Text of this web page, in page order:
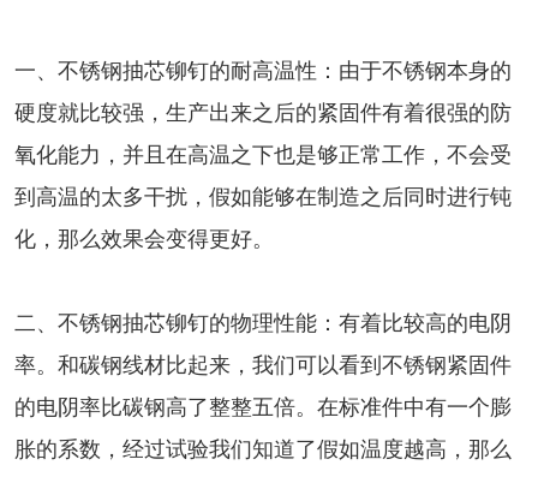
一、不锈钢抽芯铆钉的耐高温性：由于不锈钢本身的
硬度就比较强，生产出来之后的紧固件有着很强的防
氧化能力，并且在高温之下也是够正常工作，不会受
到高温的太多干扰，假如能够在制造之后同时进行钝
化，那么效果会变得更好。
二、不锈钢抽芯铆钉的物理性能：有着比较高的电阴
率。和碳钢线材比起来，我们可以看到不锈钢紧固件
的电阴率比碳钢高了整整五倍。在标准件中有一个膨
胀的系数，经过试验我们知道了假如温度越高，那么